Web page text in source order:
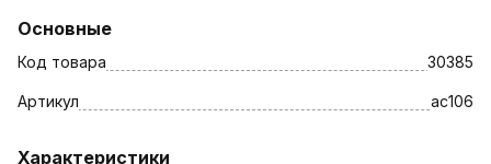
Основные
Код товара 30385
Артикул ac106
Характеристики